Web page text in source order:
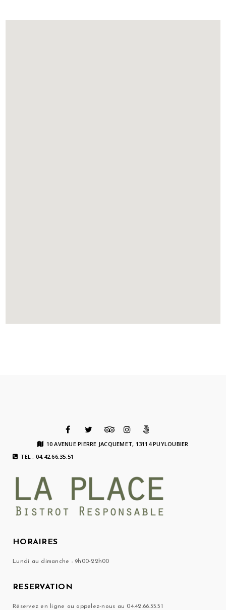
10 AVENUE PIERRE JACQUEMET, 13114 PUYLOUBIER
TEL : 04.42.66.35.51
HORAIRES
Lundi au dimanche : 9h00-22h00
RESERVATION
Réservez en ligne ou appelez-nous au 04.42.66.35.51